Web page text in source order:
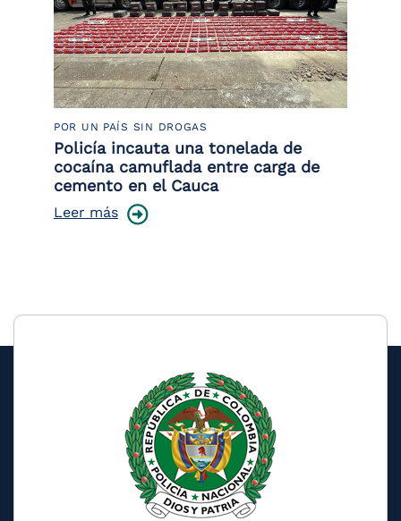
POR UN PAÍS SIN DROGAS
Policía incauta una tonelada de
cocaína camuflada entre carga de
cemento en el Cauca
Leer más